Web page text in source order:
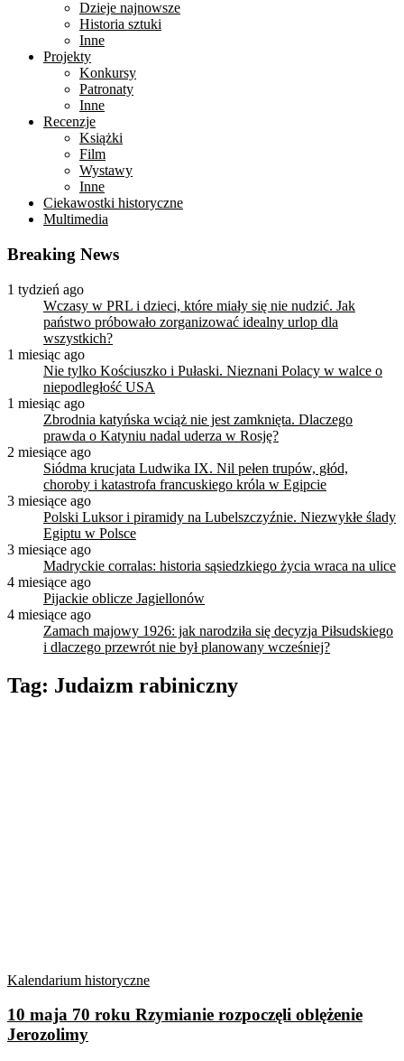
Dzieje najnowsze
Historia sztuki
Inne
Projekty
Konkursy
Patronaty
Inne
Recenzje
Książki
Film
Wystawy
Inne
Ciekawostki historyczne
Multimedia
Breaking News
1 tydzień ago
Wczasy w PRL i dzieci, które miały się nie nudzić. Jak
państwo próbowało zorganizować idealny urlop dla
wszystkich?
1 miesiąc ago
Nie tylko Kościuszko i Pułaski. Nieznani Polacy w walce o
niepodległość USA
1 miesiąc ago
Zbrodnia katyńska wciąż nie jest zamknięta. Dlaczego
prawda o Katyniu nadal uderza w Rosję?
2 miesiące ago
Siódma krucjata Ludwika IX. Nil pełen trupów, głód,
choroby i katastrofa francuskiego króla w Egipcie
3 miesiące ago
Polski Luksor i piramidy na Lubelszczyźnie. Niezwykłe ślady
Egiptu w Polsce
3 miesiące ago
Madryckie corralas: historia sąsiedzkiego życia wraca na ulice
4 miesiące ago
Pijackie oblicze Jagiellonów
4 miesiące ago
Zamach majowy 1926: jak narodziła się decyzja Piłsudskiego
i dlaczego przewrót nie był planowany wcześniej?
Tag: Judaizm rabiniczny
Kalendarium historyczne
10 maja 70 roku Rzymianie rozpoczęli oblężenie
Jerozolimy